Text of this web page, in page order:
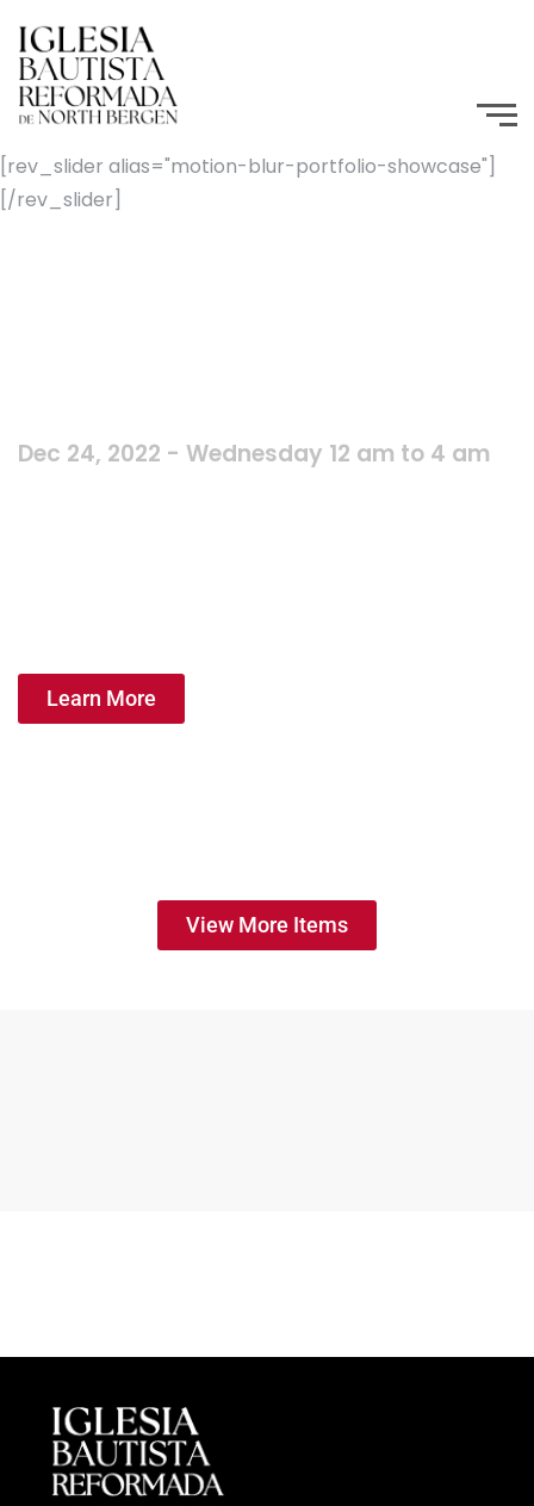
[rev_slider alias="motion-blur-portfolio-showcase"]
[/rev_slider]
Dec 24, 2022 - Wednesday 12 am to 4 am
Learn More
View More Items